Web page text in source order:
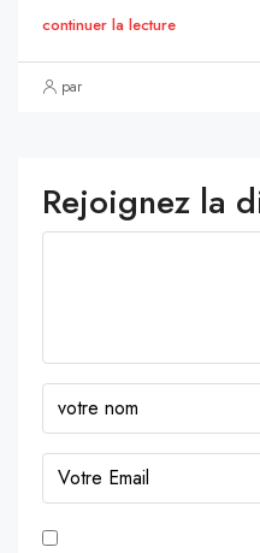
continuer la lecture
par
Rejoignez la